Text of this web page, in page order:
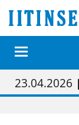
01.02.2026
05.02.2026
23.04.2026
09.05.2026|